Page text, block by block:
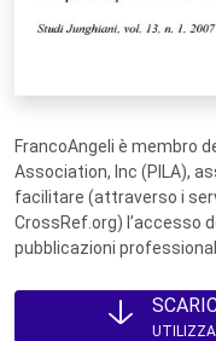
FrancoAngeli è membro
Association, Inc (PILA),
facilitare (attraverso i
CrossRef.org) l’accesso
pubblicazioni